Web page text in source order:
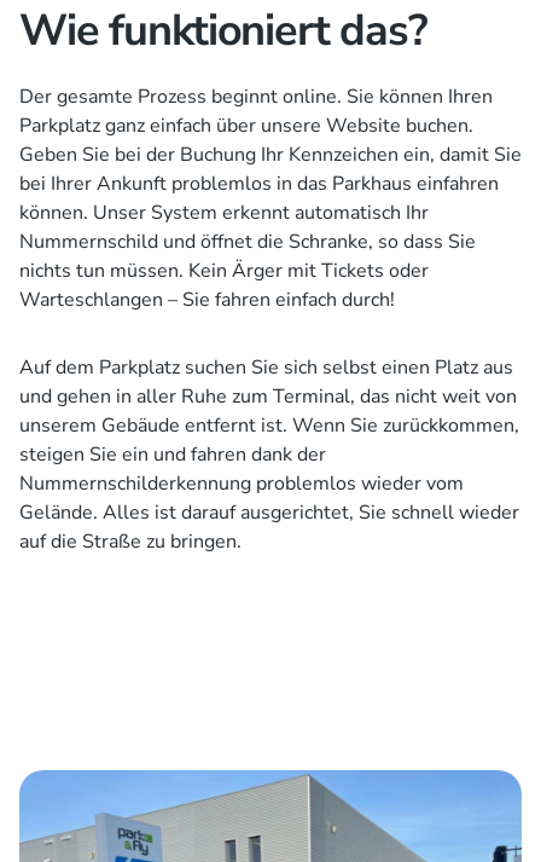
Wie funktioniert das?
Der gesamte Prozess beginnt online. Sie können Ihren
Parkplatz ganz einfach über unsere Website buchen.
Geben Sie bei der Buchung Ihr Kennzeichen ein, damit Sie
bei Ihrer Ankunft problemlos in das Parkhaus einfahren
können. Unser System erkennt automatisch Ihr
Nummernschild und öffnet die Schranke, so dass Sie
nichts tun müssen. Kein Ärger mit Tickets oder
Warteschlangen – Sie fahren einfach durch!
Auf dem Parkplatz suchen Sie sich selbst einen Platz aus
und gehen in aller Ruhe zum Terminal, das nicht weit von
unserem Gebäude entfernt ist. Wenn Sie zurückkommen,
steigen Sie ein und fahren dank der
Nummernschilderkennung problemlos wieder vom
Gelände. Alles ist darauf ausgerichtet, Sie schnell wieder
auf die Straße zu bringen.